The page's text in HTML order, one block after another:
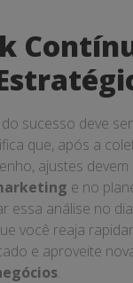
sucesso deve
que, após a
ajustes
e no
essa análise no
você reaja
e aproveite
.